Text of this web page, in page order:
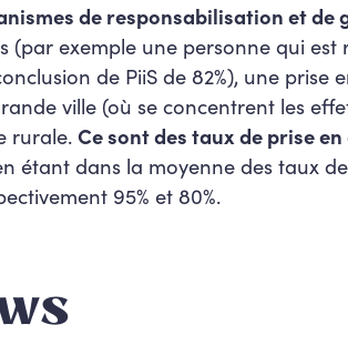
de responsabilisation et
(par exemple une personne qui
de PiiS de 82%), une
ville (où se concentrent les
rurale.Ce sont des taux de prise
étant dans la moyenne des taux de
95% et 80%.